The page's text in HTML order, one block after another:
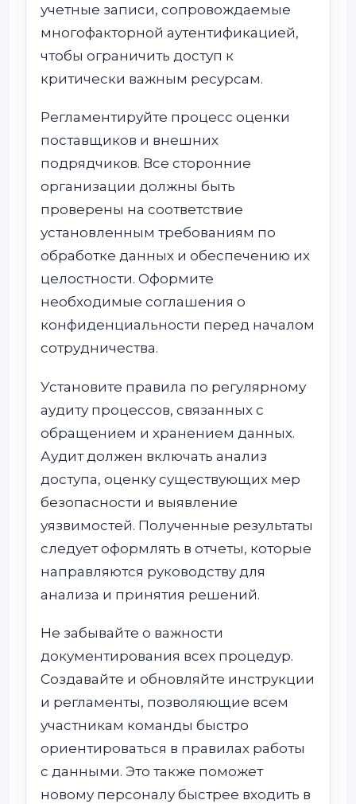
учетные записи, сопровождаемые
многофакторной аутентификацией,
чтобы ограничить доступ к
критически важным ресурсам.
Регламентируйте процесс оценки
поставщиков и внешних
подрядчиков. Все сторонние
организации должны быть
проверены на соответствие
установленным требованиям по
обработке данных и обеспечению их
целостности. Оформите
необходимые соглашения о
конфиденциальности перед началом
сотрудничества.
Установите правила по регулярному
аудиту процессов, связанных с
обращением и хранением данных.
Аудит должен включать анализ
доступа, оценку существующих мер
безопасности и выявление
уязвимостей. Полученные результаты
следует оформлять в отчеты, которые
направляются руководству для
анализа и принятия решений.
Не забывайте о важности
документирования всех процедур.
Создавайте и обновляйте инструкции
и регламенты, позволяющие всем
участникам команды быстро
ориентироваться в правилах работы
с данными. Это также поможет
новому персоналу быстрее входить в